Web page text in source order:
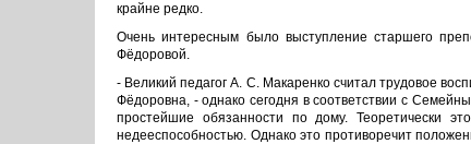
крайне редко.
Очень интересным было выступление старшего
Фёдоровой.
- Великий педагог А. С. Макаренко считал трудовое
Фёдоровна, - однако сегодня в соответствии с
простейшие обязанности по дому. Теоретически
недееспособностью. Однако это противоречит